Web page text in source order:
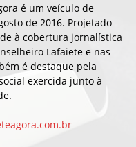
é um veículo de
de 2016. Projetado
à cobertura jornalística
Lafaiete e nas
é destaque pela
exercida junto à